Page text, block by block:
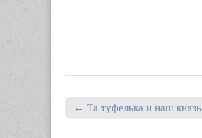
← Та туфелька и наш князь